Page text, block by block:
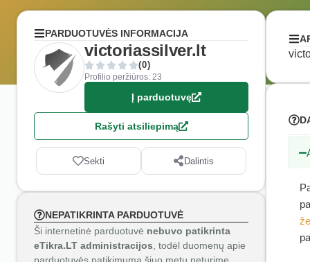
PARDUOTUVĖS INFORMACIJA
victoriassilver.lt
(0)
Profilio peržiūros: 23
Į parduotuvę
Rašyti atsiliepimą
Sekti Dalintis
NEPATIKRINTA PARDUOTUVĖ
Ši internetinė parduotuvė nebuvo patikrinta
eTikra.LT administracijos , todėl duomenų apie